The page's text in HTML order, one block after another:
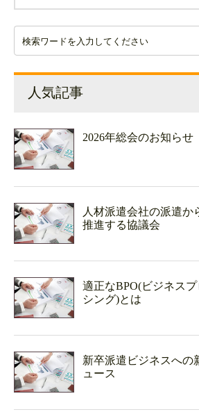
人気記事
2026年総会のお知らせ
人材派遣会社の派遣か
推進する協議会
適正なBPO(ビジネス
シング)とは
新卒派遣ビジネスへの
ュース